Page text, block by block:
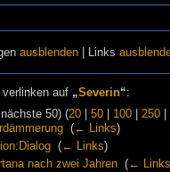
ausblenden | Links
verlinken auf „Severin“:
50) (20| 50| 100| 250|
‎ (← Links)
‎ (← Links)
nach zwei Jahren‎ (← Links